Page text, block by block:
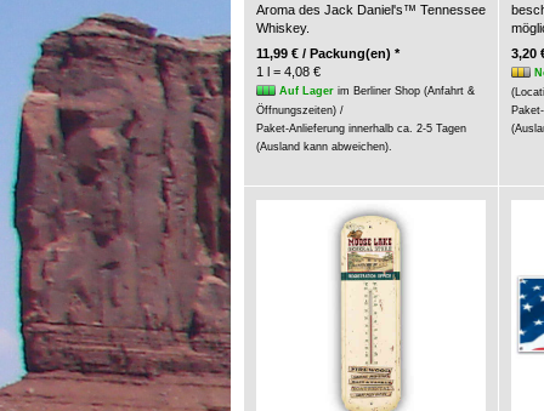
Aroma des Jack Daniel's™ Tennessee
Whiskey.
11,99 € / Packung(en) *
1 l = 4,08 €
Auf Lagerim Berliner Shop (Anfahrt &
Öffnungszeiten) /
Paket-Anlieferung innerhalb ca. 2-5 Tagen
(Ausland kann abweichen).
3,20